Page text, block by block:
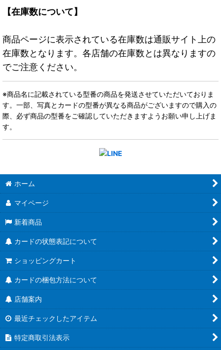
【在庫数について】
商品ページに表示されている在庫数は通販サイト上の
在庫数となります。各店舗の在庫数とは異なりますの
でご注意ください。
※商品名に記載されている型番の商品を発送させていただいておりま
す。一部、写真とカードの型番が異なる商品がございますので購入の
際、必ず商品の型番をご確認していただきますようお願い申し上げま
す。
ホーム
マイページ
新着商品
カードの状態表記について
ショッピングカート
カードの梱包方法について
店舗案内
最近チェックしたアイテム
特定商取引法表示